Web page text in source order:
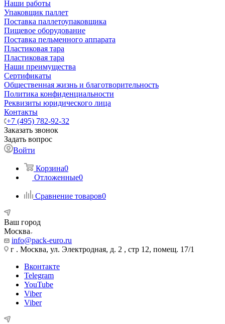
Наши работы
Упаковщик паллет
Поставка паллетоупаковщика
Пищевое оборудование
Поставка пельменного аппарата
Пластиковая тара
Пластиковая тара
Наши преимущества
Сертификаты
Общественная жизнь и благотворительность
Политика конфиденциальности
Реквизиты юридического лица
Контакты
+7 (495) 782-92-32
Заказать звонок
Задать вопрос
Войти
Корзина0
Отложенные0
Сравнение товаров0
Ваш город
Москва
info@pack-euro.ru
г . Москва, ул. Электродная, д. 2 , стр 12, помещ. 17/1
Вконтакте
Telegram
YouTube
Viber
Viber